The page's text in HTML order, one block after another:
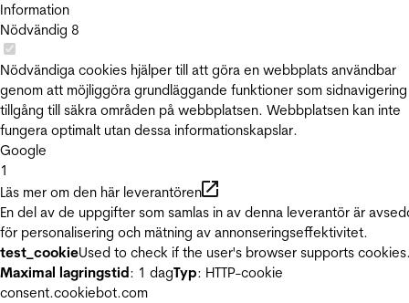
Information
Nödvändig 8
Nödvändiga cookies hjälper till att göra en webbplats användbar
genom att möjliggöra grundläggande funktioner som
tillgång till säkra områden på webbplatsen. Webbplatsen kan inte
fungera optimalt utan dessa informationskapslar.
Google
1
Läs mer om den här leverantören
En del av de uppgifter som samlas in av denna leverantör är
för personalisering och mätning av annonseringseffektivitet.
test_cookieUsed to check if the user's browser supports
Maximal lagringstid: 1 dagTyp: HTTP-cookie
consent.cookiebot.com